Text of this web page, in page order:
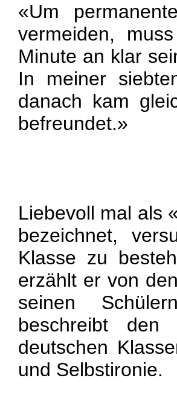
«Um
vermeiden,
Minute an klar
In meiner
danach kam
befreundet.»
Liebevoll mal als
bezeichnet,
Klasse zu
erzählt er von
seinen
beschreibt den
deutschen
und Selbstironie.